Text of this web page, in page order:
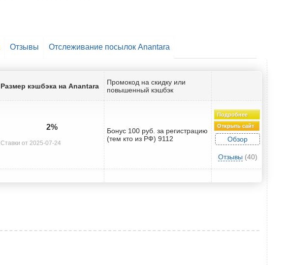
Отзывы Отслеживание посылок Anantara
Размер кэшбэка на Anantara
Промокод на скидку или
повышенный кэшбэк
2%
Ставки от 2025-07-24
Бонус 100 руб. за регистрацию
(тем кто из РФ) 9112
Подробнее
Открыть сайт
Обзор
Отзывы (40)